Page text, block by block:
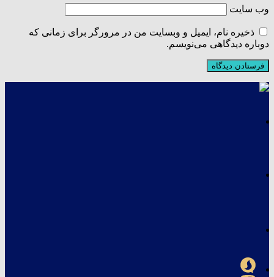
وب‌ سایت
ذخیره نام، ایمیل و وبسایت من در مرورگر برای زمانی که
دوباره دیدگاهی می‌نویسم.